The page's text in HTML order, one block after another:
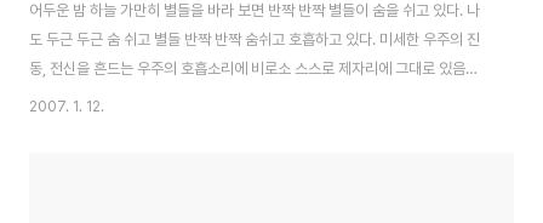
어두운 밤 하늘 가만히 별들을 바라 보면 반짝 반짝 별들이 숨을 쉬고 있다. 나
도 두근 두근 숨 쉬고 별들 반짝 반짝 숨쉬고 호흡하고 있다. 미세한 우주의 진
동, 전신을 흔드는 우주의 호흡소리에 비로소 스스로 제자리에 그대로 있음을
안다. 비로소 느낀다 나를 확인 할 수 밖에 없음을, 확인 할 수 있는 건 나 밖에
2007. 1. 12.